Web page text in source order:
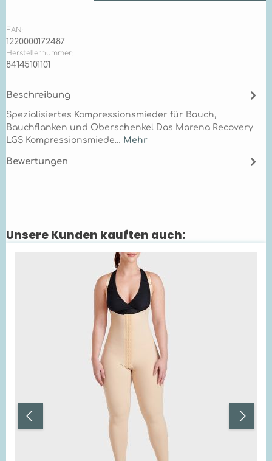
EAN:
1220000172487
Herstellernummer:
84145101101
Beschreibung
Spezialisiertes Kompressionsmieder für Bauch,
Bauchflanken und Oberschenkel Das Marena Recovery
LGS Kompressionsmiede… Mehr
Bewertungen
Produktgalerie überspringen
Unsere Kunden kauften auch: